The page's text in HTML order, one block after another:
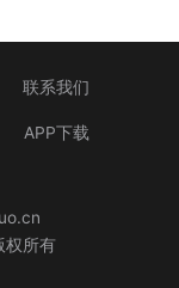
联系我们
APP下载
权所有